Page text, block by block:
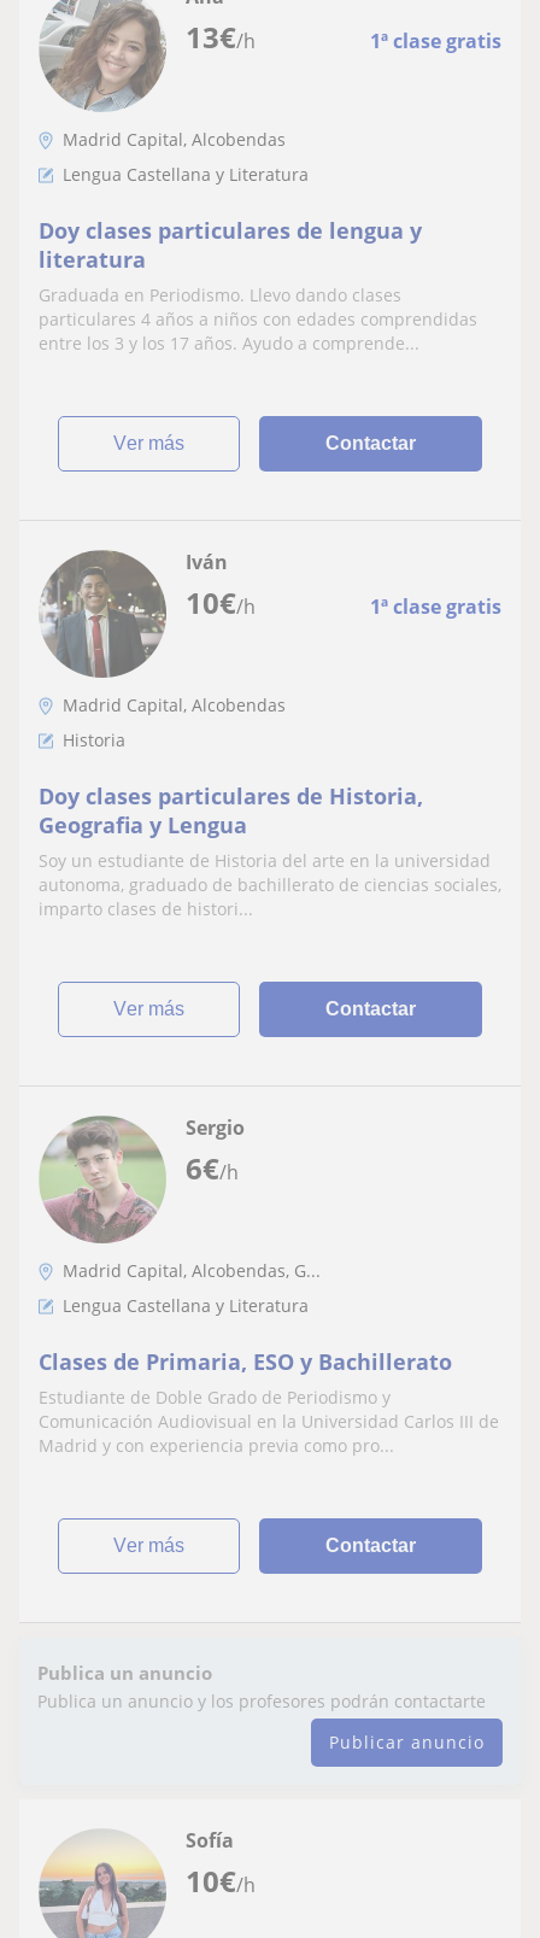
13€/h 1ª clase gratis
Madrid Capital, Alcobendas
Lengua Castellana y Literatura
Doy clases particulares de lengua y
literatura
Graduada en Periodismo. Llevo dando clases
particulares 4 años a niños con edades comprendidas
entre los 3 y los 17 años. Ayudo a comprende...
ver más Contactar
10€/h 1ª clase gratis
Iván
Madrid Capital, Alcobendas
Historia
Doy clases particulares de Historia,
Geografia y Lengua
Soy un estudiante de Historia del arte en la universidad
autonoma, graduado de bachillerato de ciencias sociales,
imparto clases de histori...
ver más Contactar
6€/h
Sergio
Madrid Capital, Alcobendas, G...
Lengua Castellana y Literatura
Clases de Primaria, ESO y Bachillerato
Estudiante de Doble Grado de Periodismo y
Comunicación Audiovisual en la Universidad Carlos III de
Madrid y con experiencia previa como pro...
ver más Contactar
Publica un anuncio
Publica un anuncio y los profesores podrán contactarte
Publicar anuncio
10€/h
Sofía